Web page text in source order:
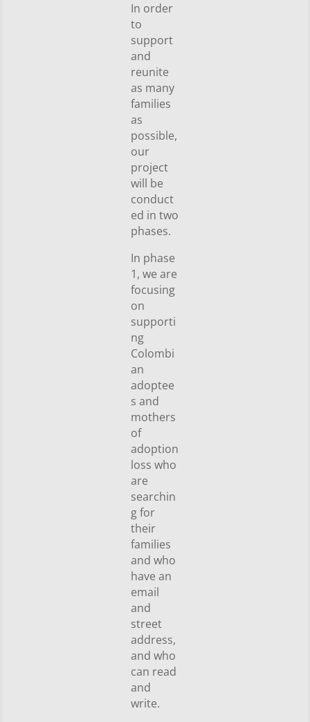
In order
to
support
and
reunite
as many
families
as
possible,
our
project
will be
conduct
ed in two
phases.
In phase
1, we are
focusing
on
supporti
ng
Colombi
an
adoptee
s and
mothers
of
adoption
loss who
are
searchin
g for
their
families
and who
have an
email
and
street
address,
and who
can read
and
write.